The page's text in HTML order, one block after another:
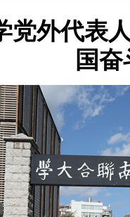
外代表
国